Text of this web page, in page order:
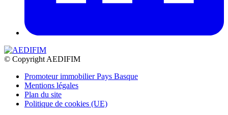
© Copyright AEDIFIM
Promoteur immobilier Pays Basque
Mentions légales
Plan du site
Politique de cookies (UE)